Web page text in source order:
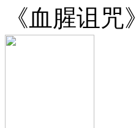
《血腥诅咒》